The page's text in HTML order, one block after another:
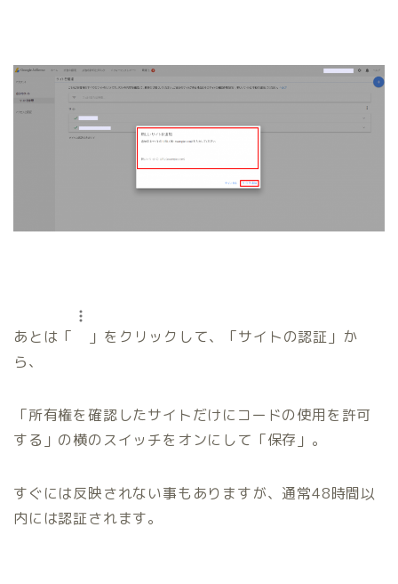
あとは「 」をクリックして、 「サイトの認証」 か
ら、
「所有権を確認したサイトだけにコードの使用を許可
する」 の横のスイッチをオンにして 「保存」 。
すぐには反映されない事もありますが、通常48時間以
内には認証されます。